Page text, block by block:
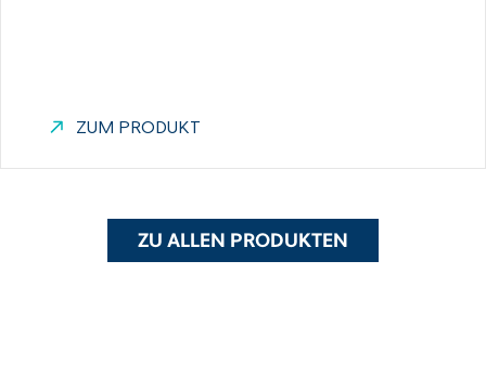
ZUM PRODUKT
ZU ALLEN PRODUKTEN